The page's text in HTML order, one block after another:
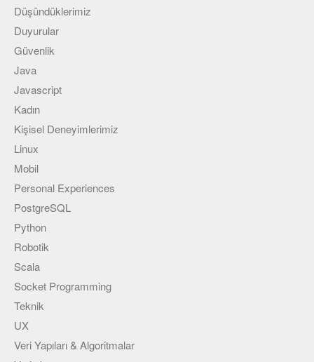
Düşündüklerimiz
Duyurular
Güvenlik
Java
Javascript
Kadın
Kişisel Deneyimlerimiz
Linux
Mobil
Personal Experiences
PostgreSQL
Python
Robotik
Scala
Socket Programming
Teknik
UX
Veri Yapıları & Algoritmalar